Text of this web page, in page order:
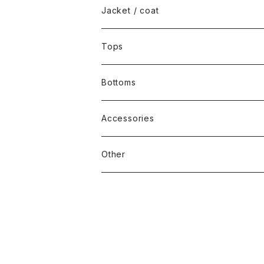
Jacket / coat
Tops
Bottoms
Accessories
Other